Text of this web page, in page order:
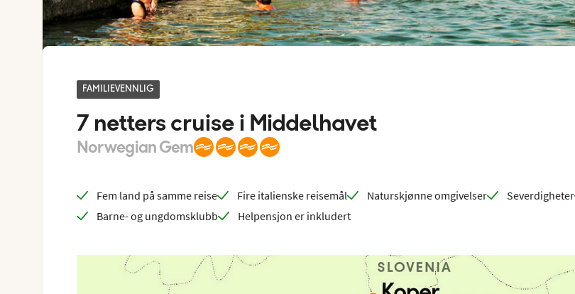
FAMILIEVENNLIG
7 netters cruise i Middelhavet
Norwegian Gem
Fem land på samme reise Fire italienske reisemål Naturskjønne omgivelser Severdigheter
Barne- og ungdomsklubb
Helpensjon er inkludert